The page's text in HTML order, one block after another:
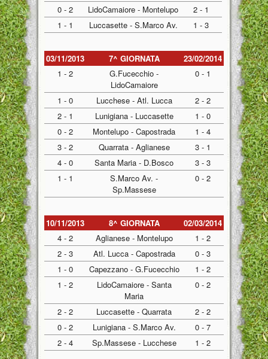
0 - 2
LidoCamaiore - Montelupo
2 - 1
1 - 1
Luccasette - S.Marco Av. 1 - 3
03/11/2013 7^ GIORNATA
23/02/2014
1 - 2
G.Fucecchio -
LidoCamaiore
0 - 1
1 - 0 Lucchese - Atl. Lucca
2 - 2
2 - 1
Lunigiana - Luccasette
1 - 0
0 - 2
Montelupo - Capostrada
1 - 4
3 - 2
Quarrata - Aglianese
3 - 1
4 - 0
Santa Maria - D.Bosco
3 - 3
1 - 1
S.Marco Av. -
Sp.Massese
0 - 2
10/11/2013 8^ GIORNATA
02/03/2014
4 - 2
Aglianese - Montelupo
1 - 2
2 - 3
Atl. Lucca - Capostrada
0 - 3
1 - 0
Capezzano - G.Fucecchio
1 - 2
1 - 2
LidoCamaiore - Santa
Maria
0 - 2
2 - 2 Luccasette - Quarrata
2 - 2
0 - 2
Lunigiana - S.Marco Av.
0 - 7
2 - 4
Sp.Massese - Lucchese 1 - 2